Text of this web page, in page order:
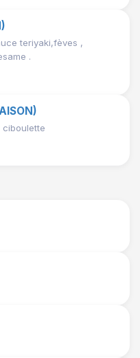
teriyaki,fèves ,
.